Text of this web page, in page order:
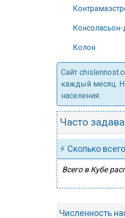
Колон
Cайт
каждый месяц.
населения.
Часто
⚡ Сколько
Всего в Кубе
Численность